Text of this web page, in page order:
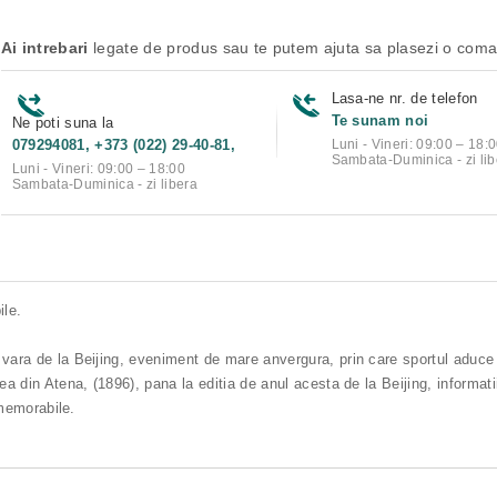
Ai intrebari legate de produs sau te putem ajuta sa plasezi o
Ne poti suna la
079294081, +373 (022) 29-40-81,
Luni - Vineri: 09:00 – 18:00
Sambata-Duminica - zi libera
Lasa-ne nr. de telefon
Te sunam noi
Luni - Vineri: 09:00 –
Sambata-Duminica - zi
de la Beijing, eveniment de mare anvergura, prin care sportul
din Atena, (1896), pana la editia de anul acesta de la Beijing,